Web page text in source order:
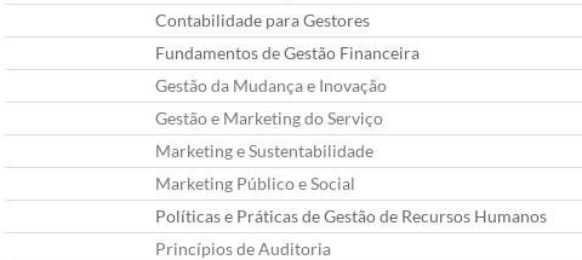
Contabilidade para Gestores
Fundamentos de Gestão Financeira
Gestão da Mudança e Inovação
Gestão e Marketing do Serviço
Marketing e Sustentabilidade
Marketing Público e Social
Políticas e Práticas de Gestão de Recursos Humanos
Princípios de Auditoria